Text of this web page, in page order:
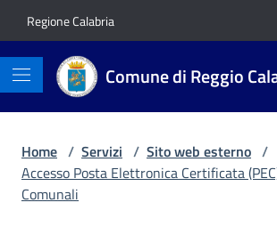
Regione Calabria
Comune di Reggio
Home / Servizi / Sito web esterno /
Accesso Posta Elettronica Certificata
Comunali